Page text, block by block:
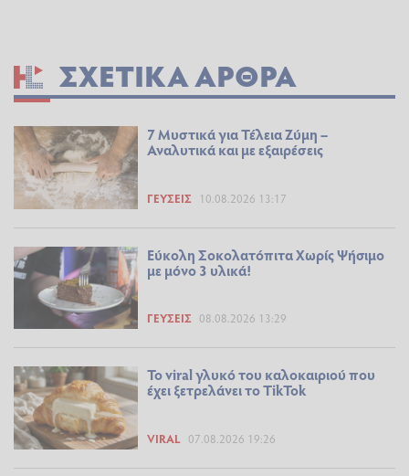
ΣΧΕΤΙΚΆ ΆΡΘΡΑ
7 Μυστικά για Τέλεια Ζύμη –
Αναλυτικά και με εξαιρέσεις
ΓΕΎΣΕΙΣ 10.08.2026 13:17
Εύκολη Σοκολατόπιτα Χωρίς Ψήσιμο
με μόνο 3 υλικά!
ΓΕΎΣΕΙΣ 08.08.2026 13:29
Το viral γλυκό του καλοκαιριού που
έχει ξετρελάνει το TikTok
VIRAL 07.08.2026 19:26